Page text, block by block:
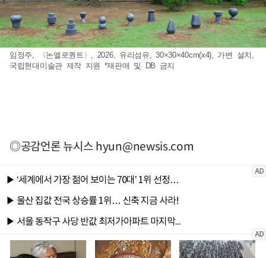
임정주, 〈논엘로퀀트〉, 2026, 유리섬유, 30×30×40cm(x4), 가변 설치,
국립현대미술관 제작 지원 *재판매 및 DB 금지
◎공감언론 뉴시스hyun@newsis.com